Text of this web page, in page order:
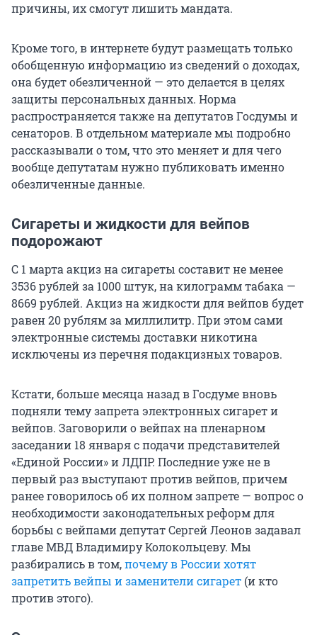
причины, их смогут лишить мандата.
Кроме того, в интернете будут размещать только
обобщенную информацию из сведений о доходах,
она будет обезличенной — это делается в целях
защиты персональных данных. Норма
распространяется также на депутатов Госдумы и
сенаторов. В отдельном материале мы подробно
рассказывали о том, что это меняет и для чего
вообще депутатам нужно публиковать именно
обезличенные данные.
Сигареты и жидкости для вейпов
подорожают
С 1 марта акциз на сигареты составит не менее
3536 рублей за 1000 штук, на килограмм табака —
8669 рублей. Акциз на жидкости для вейпов будет
равен 20 рублям за миллилитр. При этом сами
электронные системы доставки никотина
исключены из перечня подакцизных товаров.
Кстати, больше месяца назад в Госдуме вновь
подняли тему запрета электронных сигарет и
вейпов. Заговорили о вейпах на пленарном
заседании 18 января с подачи представителей
«Единой России» и ЛДПР. Последние уже не в
первый раз выступают против вейпов, причем
ранее говорилось об их полном запрете — вопрос о
необходимости законодательных реформ для
борьбы с вейпами депутат Сергей Леонов задавал
главе МВД Владимиру Колокольцеву. Мы
разбирались в том,почему в России хотят
запретить вейпы и заменители сигарет (и кто
против этого).